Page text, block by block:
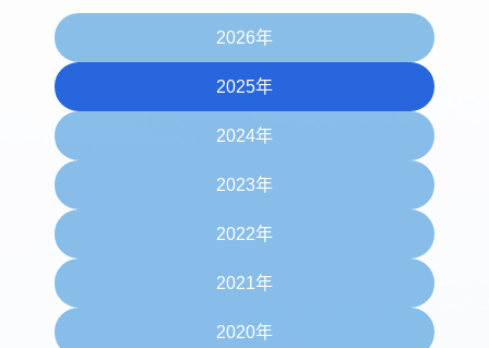
2026年
2025年
2024年
2023年
2022年
2021年
2020年